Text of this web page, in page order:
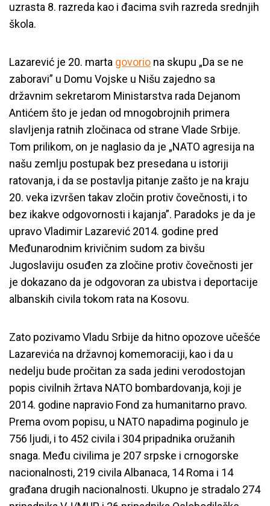
uzrasta 8. razreda kao i đacima svih razreda srednjih
škola.
Lazarević je 20. marta govorio na skupu „Da se ne
zaboravi” u Domu Vojske u Nišu zajedno sa
državnim sekretarom Ministarstva rada Dejanom
Antićem što je jedan od mnogobrojnih primera
slavljenja ratnih zločinaca od strane Vlade Srbije.
Tom prilikom, on je naglasio da je „NATO agresija na
našu zemlju postupak bez presedana u istoriji
ratovanja, i da se postavlja pitanje zašto je na kraju
20. veka izvršen takav zločin protiv čovečnosti, i to
bez ikakve odgovornosti i kajanja”. Paradoks je da je
upravo Vladimir Lazarević 2014. godine pred
Međunarodnim krivičnim sudom za bivšu
Jugoslaviju osuđen za zločine protiv čovečnosti jer
je dokazano da je odgovoran za ubistva i deportacije
albanskih civila tokom rata na Kosovu.
Zato pozivamo Vladu Srbije da hitno opozove učešće
Lazarevića na državnoj komemoraciji, kao i da u
nedelju bude pročitan za sada jedini verodostojan
popis civilnih žrtava NATO bombardovanja, koji je
2014. godine napravio Fond za humanitarno pravo.
Prema ovom popisu, u NATO napadima poginulo je
756 ljudi, i to 452 civila i 304 pripadnika oružanih
snaga. Među civilima je 207 srpske i crnogorske
nacionalnosti, 219 civila Albanaca, 14 Roma i 14
građana drugih nacionalnosti. Ukupno je stradalo 274